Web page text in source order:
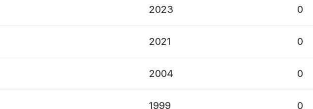
2023 0
2021 0
2004 0
1999 0